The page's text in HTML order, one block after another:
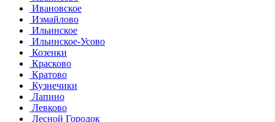
Ивановское
Измайлово
Ильинское
Ильинское-Усово
Козенки
Красково
Кратово
Кузнечики
Лапино
Левково
Лесной Городок